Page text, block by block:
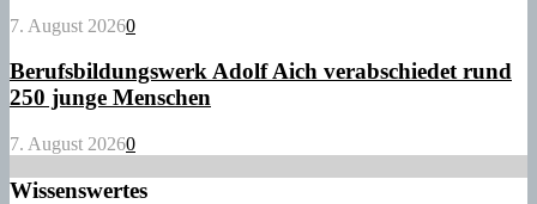
7. August 20260
Berufsbildungswerk Adolf Aich verabschiedet rund
250 junge Menschen
7. August 20260
Wissenswertes